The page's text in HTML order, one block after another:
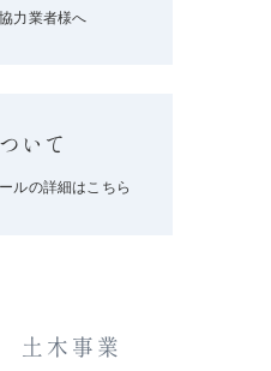
力業者様へ
いて
ルの詳細はこちら
土木事業